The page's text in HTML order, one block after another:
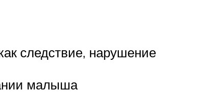
следствие, нарушение
малыша